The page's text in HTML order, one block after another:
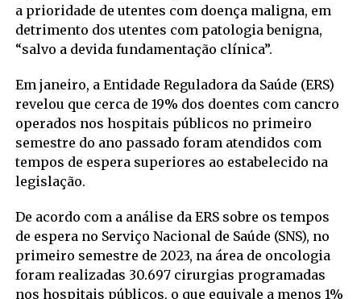
a prioridade de utentes com doença maligna, em
detrimento dos utentes com patologia benigna,
“salvo a devida fundamentação clínica”.
Em janeiro, a Entidade Reguladora da Saúde (ERS)
revelou que cerca de 19% dos doentes com cancro
operados nos hospitais públicos no primeiro
semestre do ano passado foram atendidos com
tempos de espera superiores ao estabelecido na
legislação.
De acordo com a análise da ERS sobre os tempos
de espera no Serviço Nacional de Saúde (SNS), no
primeiro semestre de 2023, na área de oncologia
foram realizadas 30.697 cirurgias programadas
nos hospitais públicos, o que equivale a menos 1%